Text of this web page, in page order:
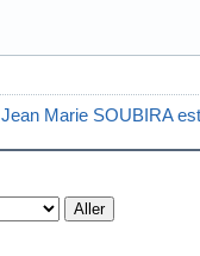
Jean Marie SOUBIRA